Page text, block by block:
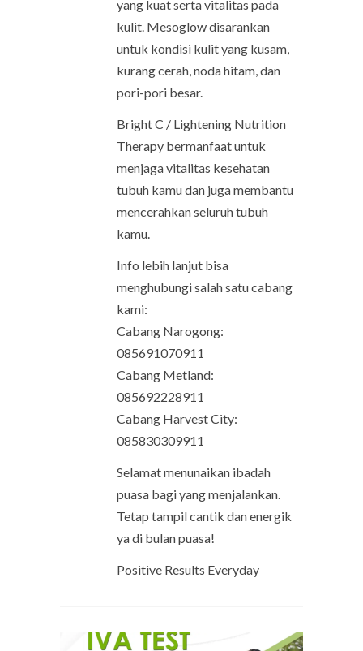
yang kuat serta vitalitas pada
kulit. Mesoglow disarankan
untuk kondisi kulit yang kusam,
kurang cerah, noda hitam, dan
pori-pori besar.
Bright C / Lightening Nutrition
Therapy bermanfaat untuk
menjaga vitalitas kesehatan
tubuh kamu dan juga membantu
mencerahkan seluruh tubuh
kamu.
Info lebih lanjut bisa
menghubungi salah satu cabang
kami:
Cabang Narogong:
085691070911
Cabang Metland:
085692228911
Cabang Harvest City:
085830309911
Selamat menunaikan ibadah
puasa bagi yang menjalankan.
Tetap tampil cantik dan energik
ya di bulan puasa!
Positive Results Everyday